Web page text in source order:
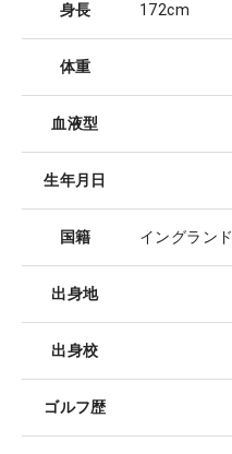
身長 172cm
体重
血液型
生年月日
国籍 イングランド
出身地
出身校
ゴルフ歴